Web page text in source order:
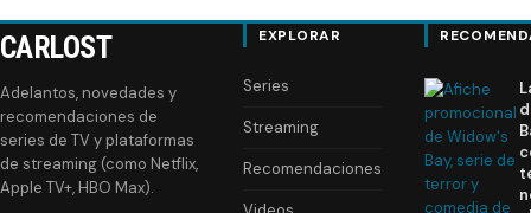
CARLOST
Adelantos, novedades y
recomendaciones de
series de TV y plataformas
de streaming (como Netflix,
Apple TV+, HBO Max).
EXPLORAR
Series
Streaming
Recomendaciones